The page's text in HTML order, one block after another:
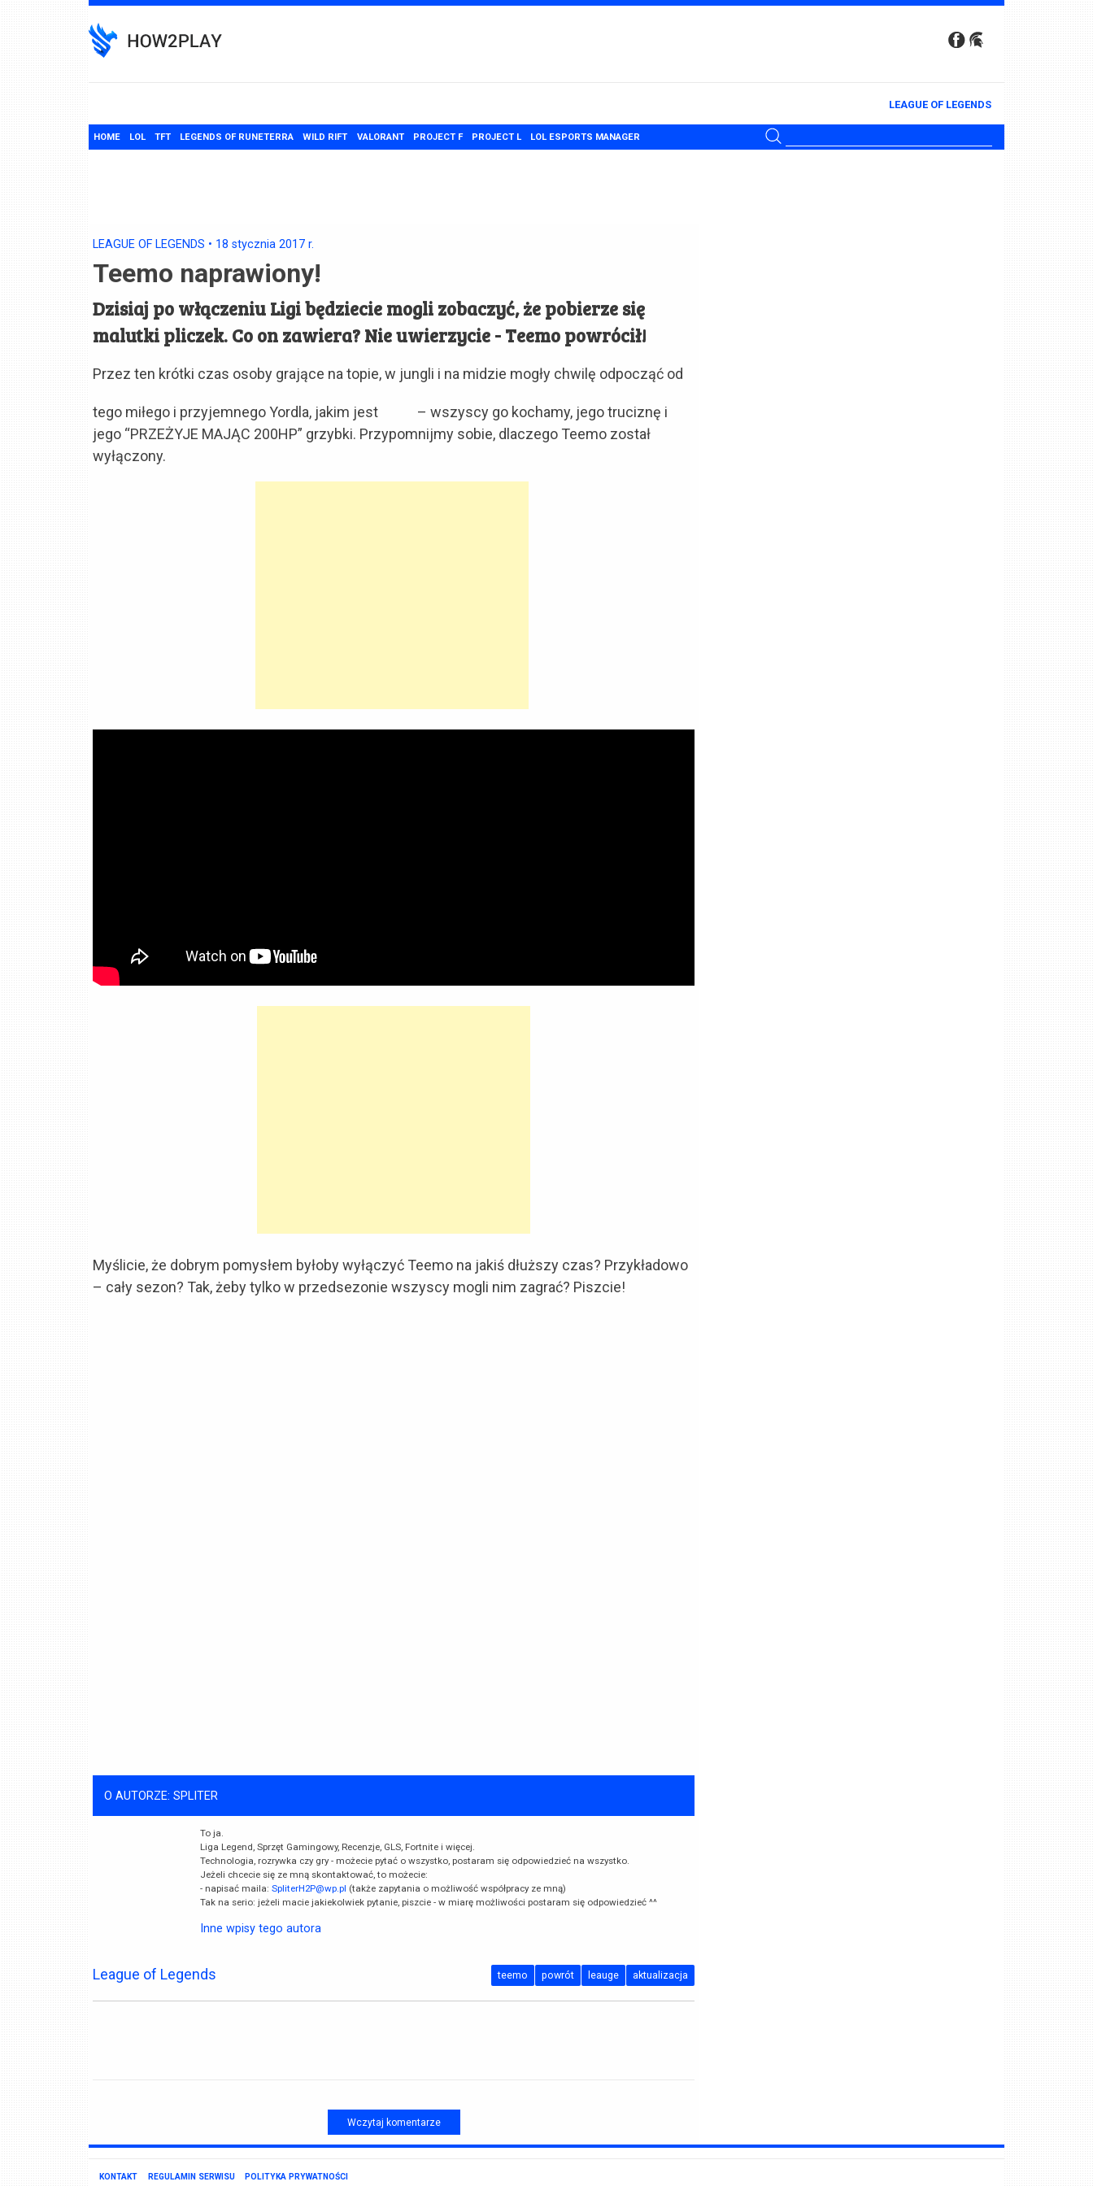
to
content
LEAGUE OF LEGENDS
HOME LOL TFT LEGENDS OF RUNETERRA WILD RIFT VALORANT PROJECT F PROJECT L LOL ESPORTS MANAGER
LEAGUE OF LEGENDS • 18 stycznia 2017 r.
Teemo naprawiony!
Dzisiaj po włączeniu Ligi będziecie mogli zobaczyć, że pobierze się
malutki pliczek. Co on zawiera? Nie uwierzycie - Teemo powrócił!
Przez ten krótki czas osoby grające na topie, w jungli i na midzie mogły chwilę odpocząć od
tego miłego i przyjemnego Yordla, jakim jest
– wszyscy go kochamy, jego truciznę i
jego “PRZEŻYJE MAJĄC 200HP” grzybki. Przypomnijmy sobie, dlaczego Teemo został
wyłączony.
Myślicie, że dobrym pomysłem byłoby wyłączyć Teemo na jakiś dłuższy czas? Przykładowo
– cały sezon? Tak, żeby tylko w przedsezonie wszyscy mogli nim zagrać? Piszcie!
O AUTORZE: SPLITER
To ja.
Liga Legend, Sprzęt Gamingowy, Recenzje, GLS, Fortnite i więcej.
Technologia, rozrywka czy gry - możecie pytać o wszystko, postaram się odpowiedzieć na wszystko.
Jeżeli chcecie się ze mną skontaktować, to możecie:
- napisać maila: SpliterH2P@wp.pl (także zapytania o możliwość współpracy ze mną)
Tak na serio: jeżeli macie jakiekolwiek pytanie, piszcie - w miarę możliwości postaram się odpowiedzieć ^^
Inne wpisy tego autora
League of Legends aktualizacja
leauge
powrót
teemo
Wczytaj komentarze
KONTAKT REGULAMIN SERWISU POLITYKA PRYWATNOŚCI